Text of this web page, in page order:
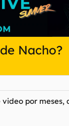
Nacho?
por